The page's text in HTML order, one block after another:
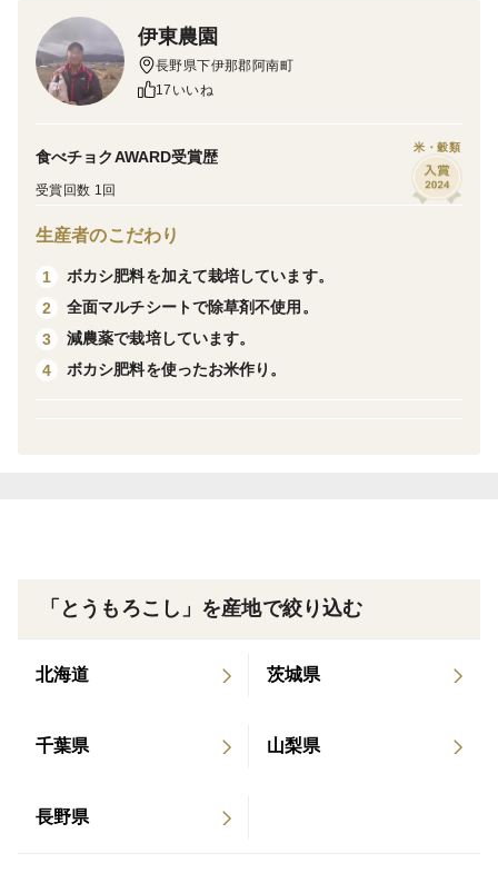
れます。トウモロコシは、長野県の中でも美味しいトウ
モロコシの産地です。
サニーショコラは、サラダコーンですが、電子レンジで
チンするか、蒸し器で蒸すのをお勧めします。
電子レンジでチンするか、蒸し器で10分程蒸してから、
冷凍庫で保存して下さい。1年間美味しいいただけます。
伊東農園
長野県下伊那郡阿南町
17いいね
食べチョクAWARD受賞歴
受賞回数 1回
米・穀類
生産者のこだわり
1
ボカシ肥料を加えて栽培しています。
2
全面マルチシートで除草剤不使用。
3
減農薬で栽培しています。
4
ボカシ肥料を使ったお米作り。
「とうもろこし」を産地で絞り込む
北海道 茨城県
千葉県 山梨県
長野県